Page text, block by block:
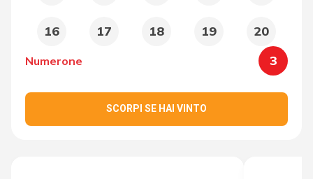
16 17 18 19 20
Numerone 3
SCORPI SE HAI VINTO